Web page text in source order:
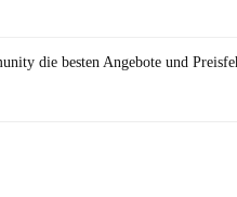
die besten Angebote und